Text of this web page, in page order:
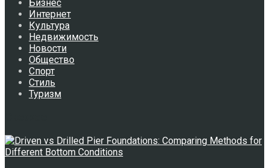
Бизнес
Интернет
Культура
Недвижимость
Новости
Общество
Спорт
Стиль
Туризм